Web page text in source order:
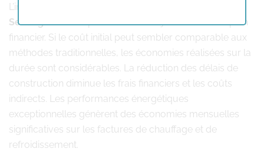
L’investissement dans une
Seraingse révèle particulièrement judicieux sur le plan
financier. Si le coût initial peut sembler comparable aux
méthodes traditionnelles, les économies réalisées sur la
durée sont considérables. La réduction des délais de
construction diminue les frais financiers et les coûts
indirects. Les performances énergétiques
exceptionnelles génèrent des économies mensuelles
significatives sur les factures de chauffage et de
refroidissement.